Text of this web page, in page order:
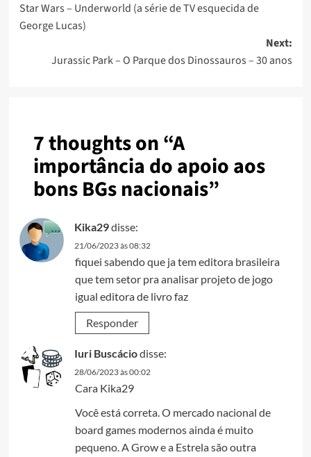
Star Wars – Underworld (a série de TV esquecida de
George Lucas)
Next:
Jurassic Park – O Parque dos Dinossauros – 30 anos
7 thoughts on “A
importância do apoio aos
bons BGs nacionais”
Kika29disse:
21/06/2023 às 08:32
fiquei sabendo que ja tem editora brasileira
que tem setor pra analisar projeto de jogo
igual editora de livro faz
Responder
Iuri Buscáciodisse:
28/06/2023 às 00:02
Cara Kika29
Você está correta. O mercado nacional de
board games modernos ainda é muito
pequeno. A Grow e a Estrela são outra